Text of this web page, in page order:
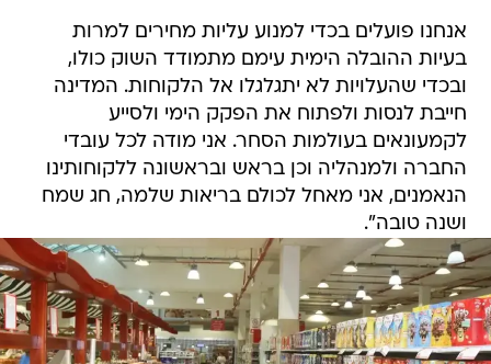
אנחנו פועלים בכדי למנוע עליות מחירים למרות
בעיות ההובלה הימית עימם מתמודד השוק כולו,
ובכדי שהעלויות לא יתגלגלו אל הלקוחות. המדינה
חייבת לנסות ולפתוח את הפקק הימי ולסייע
לקמעונאים בעולמות הסחר. אני מודה לכל עובדי
החברה ולמנהליה וכן בראש ובראשונה ללקוחותינו
הנאמנים, אני מאחל לכולם בריאות שלמה, חג שמח
ושנה טובה".